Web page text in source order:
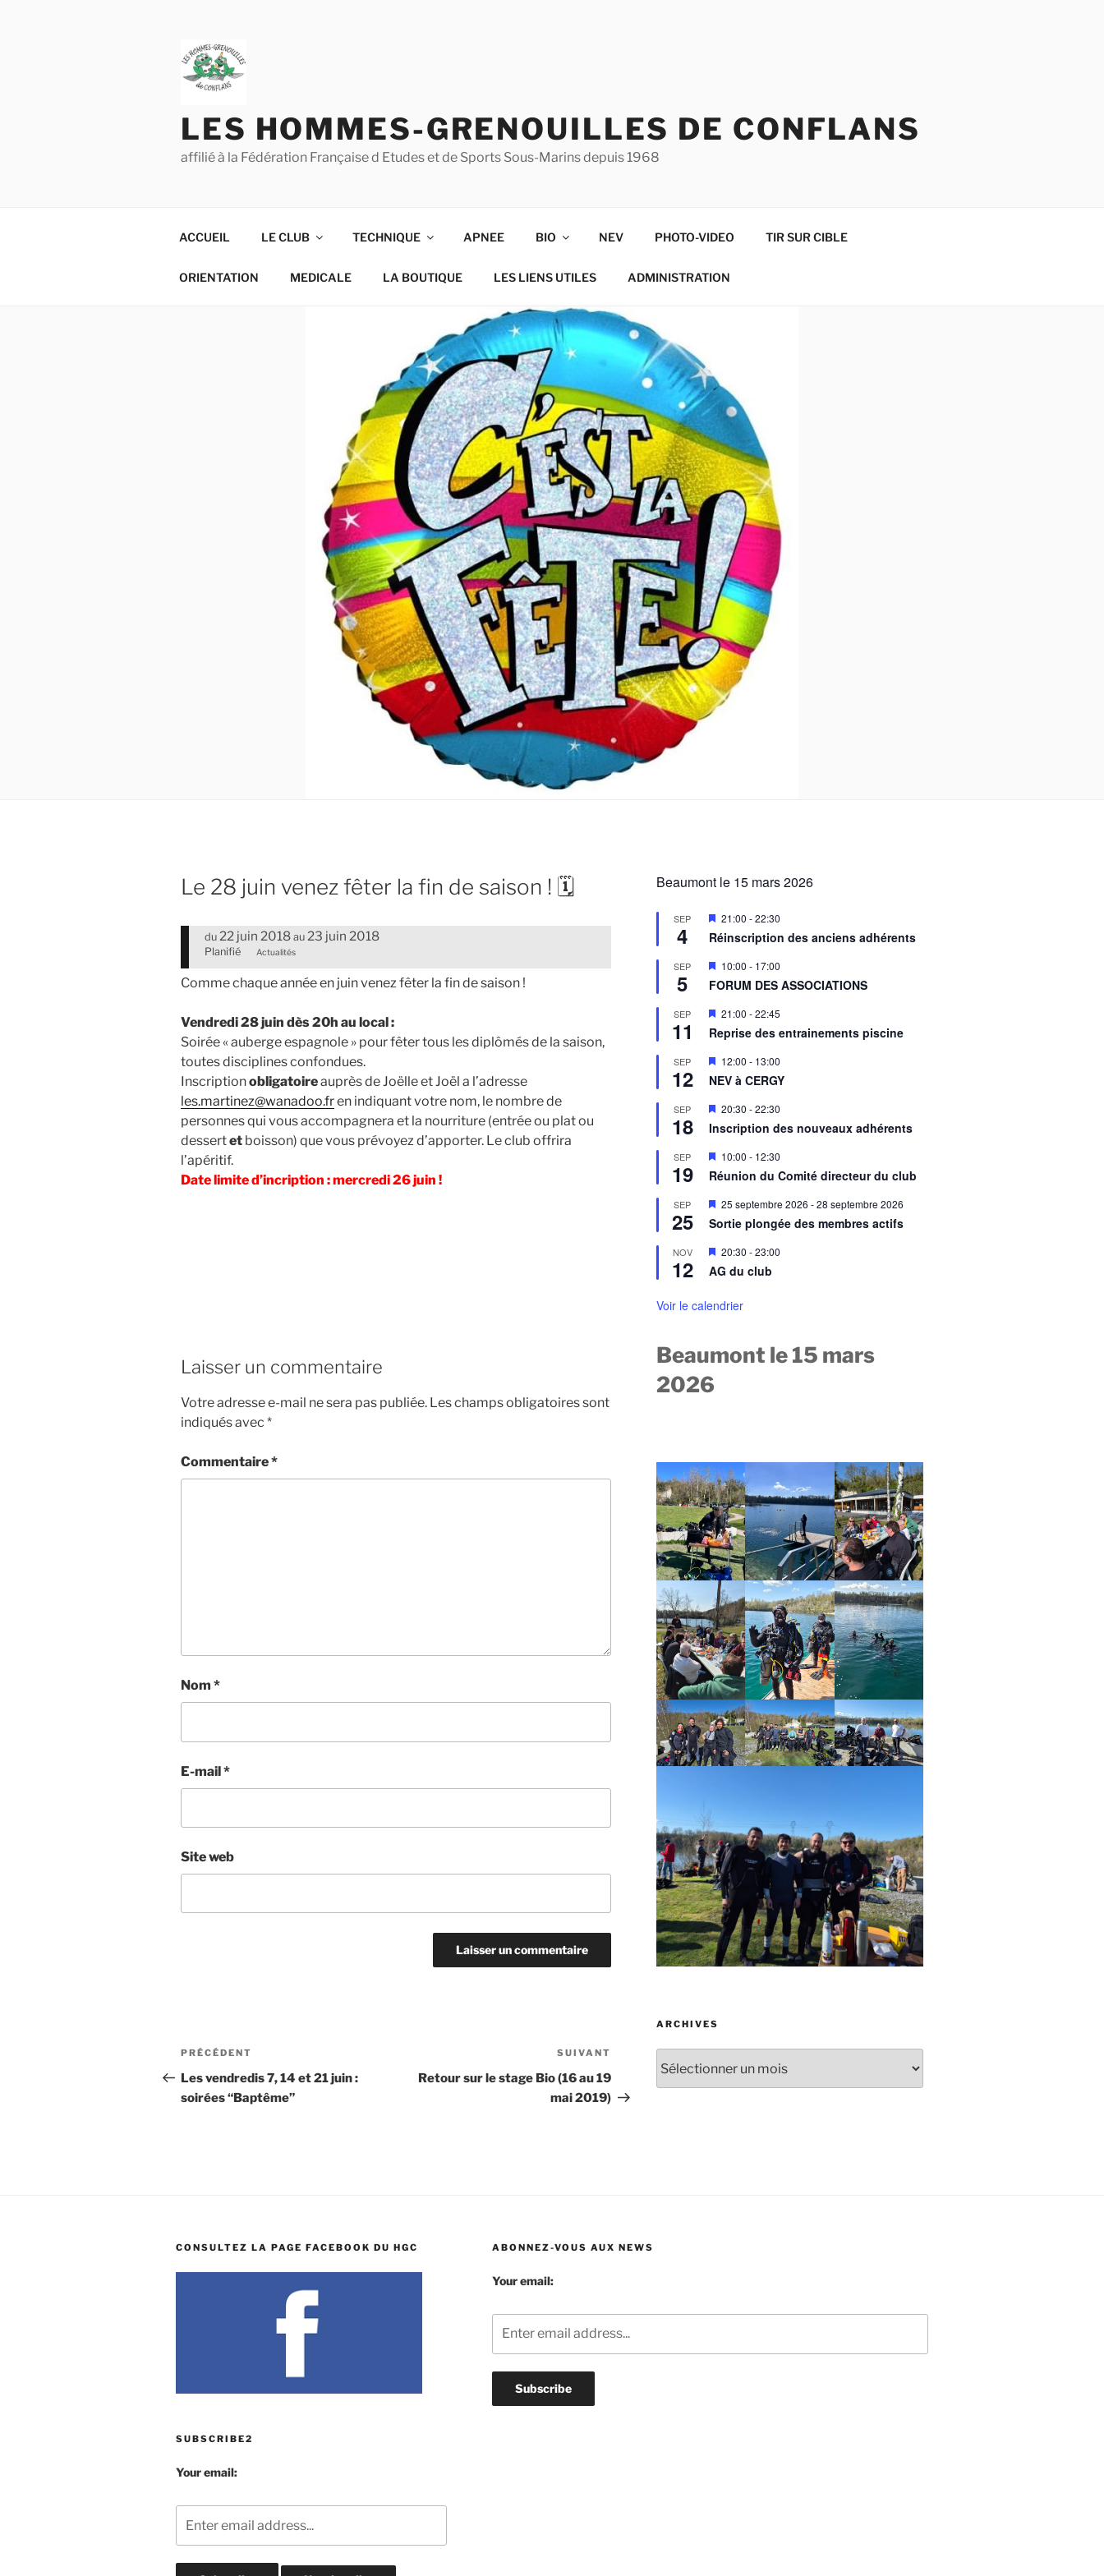
LES HOMMES-GRENOUILLES DE CONFLANS
affilié à la Fédération Française d Etudes et de Sports Sous-Marins depuis 1968
ACCUEIL LE CLUB TECHNIQUE APNEE BIO NEV PHOTO-VIDEO TIR SUR CIBLE
ORIENTATION MEDICALE LA BOUTIQUE LES LIENS UTILES ADMINISTRATION
Le 28 juin venez fêter la fin de saison ! 🗓
du 22 juin 2018 au 23 juin 2018
Planifié Actualités
Comme chaque année en juin venez fêter la fin de saison !
Vendredi 28 juin dès 20h au local :
Soirée « auberge espagnole » pour fêter tous les diplômés de la saison,
toutes disciplines confondues.
Inscriptionobligatoireauprès de Joëlle et Joël a l’adresse
les.martinez@wanadoo.fren indiquant votre nom, le nombre de
personnes qui vous accompagnera et la nourriture (entrée ou plat ou
dessertet boisson) que vous prévoyez d’apporter. Le club offrira
l’apéritif.
Date limite d’incription : mercredi 26 juin !
Laisser un commentaire
Votre adresse e-mail ne sera pas publiée. Les champs obligatoires sont
indiqués avec *
Commentaire*
Nom *
E-mail*
Site web
Navigation
de
l’article
Article
précédent
PRÉCÉDENT
Les vendredis 7, 14 et 21 juin :
soirées “Baptême”
suivant
SUIVANT
Retour sur le stage Bio (16 au 19
mai 2019)
Beaumont le 15 mars 2026
SEP
4
M
i
s
n
a
a
n
t
21:00 -22:30
Réinscription des anciens adhérents
SEP
5
M
i
s
n
a
v
a
n
t
10:00 - 17:00
FORUM DES ASSOCIATIONS
SEP
11
M
s
n
a
a
n
t
21:00 -22:45
Reprise des entrainements piscine
SEP
12
M
i
s
n
a
a
n
t
12:00 - 13:00
NEV à CERGY
SEP
18
M
s
n
a
a
n
t
20:30 -22:30
Inscription des nouveaux adhérents
SEP
19
M
i
s
n
a
a
n
t
10:00 - 12:30
Réunion du Comité directeur du club
SEP
25
M
s
n
a
n
25 septembre 2026 -28 septembre 2026
Sortie plongée des membres actifs
NOV
12
M
i
s
n
n
20:30 -23:00
AG du club
Voir le calendrier
Beaumont le 15 mars
2026
ARCHIVES
CONSULTEZ LA PAGE FACEBOOK DU HGC
SUBSCRIBE2
Your email:
ABONNEZ-VOUS AUX NEWS
Your email: